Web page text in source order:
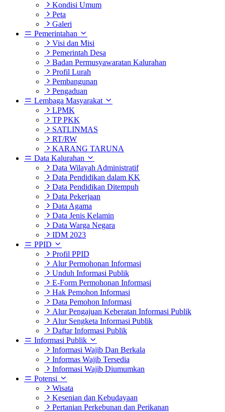
Kondisi Umum
Peta
Galeri
Pemerintahan
Visi dan Misi
Pemerintah Desa
Badan Permusyawaratan Kalurahan
Profil Lurah
Pembangunan
Pengaduan
Lembaga Masyarakat
LPMK
TP PKK
SATLINMAS
RT/RW
KARANG TARUNA
Data Kalurahan
Data Wilayah Administratif
Data Pendidikan dalam KK
Data Pendidikan Ditempuh
Data Pekerjaan
Data Agama
Data Jenis Kelamin
Data Warga Negara
IDM 2023
PPID
Profil PPID
Alur Permohonan Informasi
Unduh Informasi Publik
E-Form Permohonan Informasi
Hak Pemohon Informasi
Data Pemohon Informasi
Alur Pengajuan Keberatan Informasi Publik
Alur Sengketa Informasi Publik
Daftar Informasi Publik
Informasi Publik
Informasi Wajib Dan Berkala
Informas Wajib Tersedia
Informasi Wajib Diumumkan
Potensi
Wisata
Kesenian dan Kebudayaan
Pertanian Perkebunan dan Perikanan